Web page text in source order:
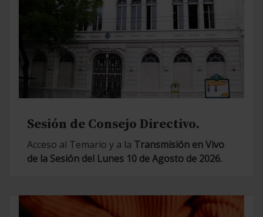
Sesión de Consejo Directivo.
Acceso al Temario y a la Transmisión en Vivo
de la Sesión del Lunes 10 de Agosto de 2026.